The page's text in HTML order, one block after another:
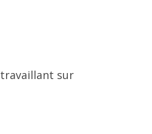
sur